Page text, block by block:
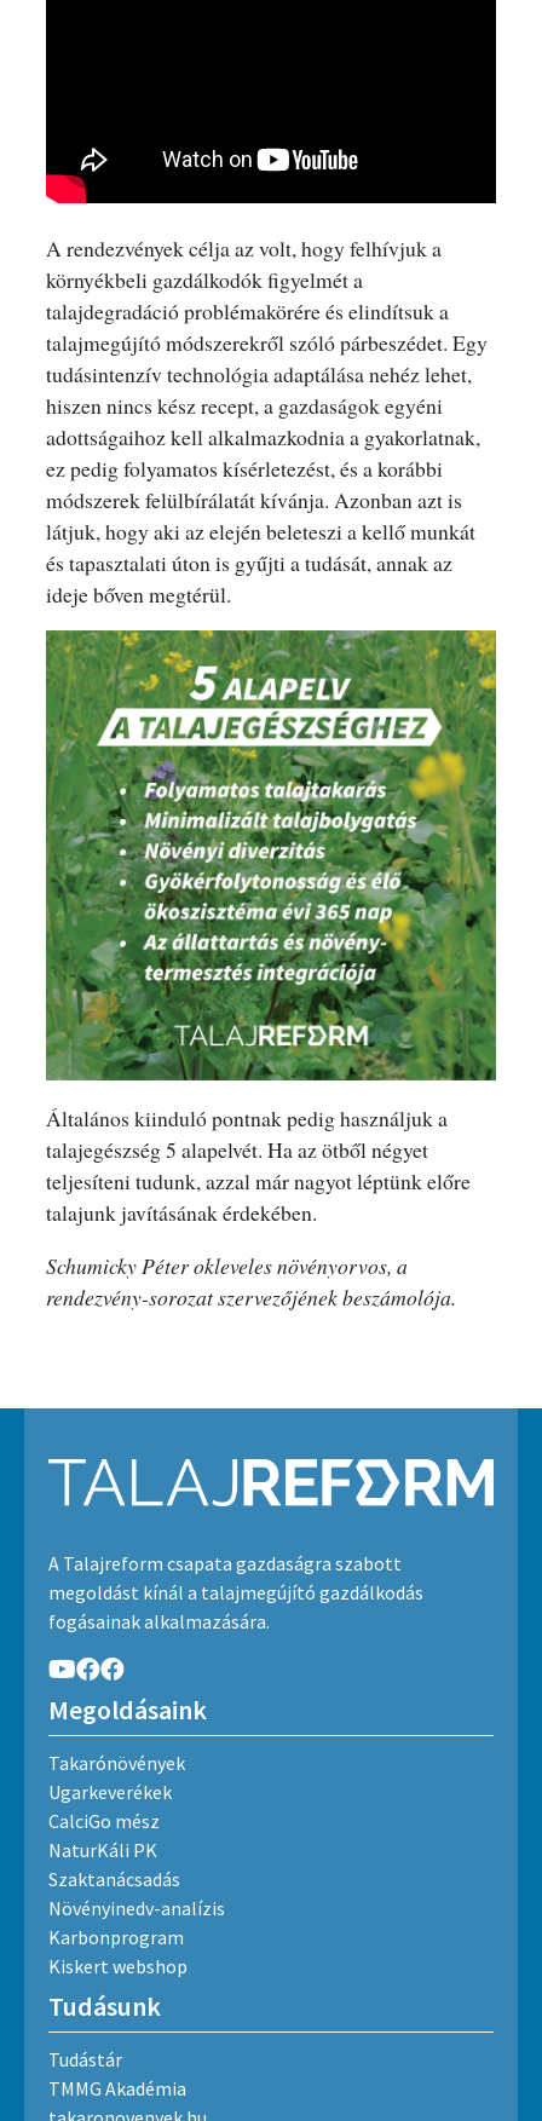
A rendezvények célja az volt, hogy felhívjuk a
környékbeli gazdálkodók figyelmét a
talajdegradáció problémakörére és elindítsuk a
talajmegújító módszerekről szóló párbeszédet. Egy
tudásintenzív technológia adaptálása nehéz lehet,
hiszen nincs kész recept, a gazdaságok egyéni
adottságaihoz kell alkalmazkodnia a gyakorlatnak,
ez pedig folyamatos kísérletezést, és a korábbi
módszerek felülbírálatát kívánja. Azonban azt is
látjuk, hogy aki az elején beleteszi a kellő munkát
és tapasztalati úton is gyűjti a tudását, annak az
ideje bőven megtérül.
Általános kiinduló pontnak pedig használjuk a
talajegészség 5 alapelvét. Ha az ötből négyet
teljesíteni tudunk, azzal már nagyot léptünk előre
talajunk javításának érdekében.
Schumicky Péter okleveles növényorvos, a
rendezvény-sorozat szervezőjének beszámolója.
A Talajreform csapata gazdaságra szabott
megoldást kínál a talajmegújító gazdálkodás
fogásainak alkalmazására.
Megoldásaink
Takarónövények
Ugarkeverékek
CalciGo mész
NaturKáli PK
Szaktanácsadás
Növényinedv-analízis
Karbonprogram
Kiskert webshop
Tudásunk
Tudástár
TMMG Akadémia